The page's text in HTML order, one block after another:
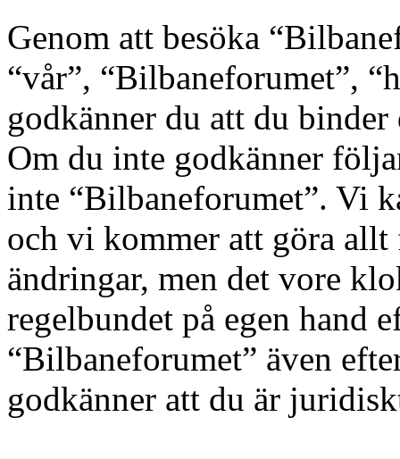
Genom att besöka
“vår”, “Bilbaneforumet”,
godkänner du att du
Om du inte godkänner
inte “Bilbaneforumet”. Vi
och vi kommer att göra
ändringar, men det vore
regelbundet på egen hand
“Bilbaneforumet” även
godkänner att du är